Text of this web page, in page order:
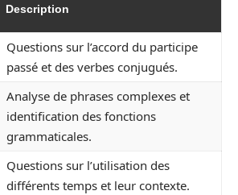
Description
Questions sur l’accord du participe
passé et des verbes conjugués.
Analyse de phrases complexes et
identification des fonctions
grammaticales.
Questions sur l’utilisation des
différents temps et leur contexte.